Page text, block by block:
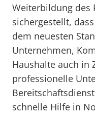
Weiterbildung des
sichergestellt,
dem neuesten
Unternehmen,
Haushalte auch in
professionelle
schnelle Hilfe in